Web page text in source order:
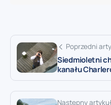
Poprzedni
Siedmioletni
kanału
Następny